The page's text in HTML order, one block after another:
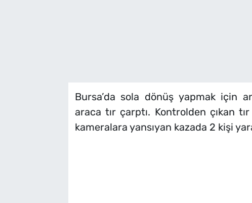
Bursa’da sola dönüş yapmak için
araca tır çarptı. Kontrolden çıkan
kameralara yansıyan kazada 2 kişi